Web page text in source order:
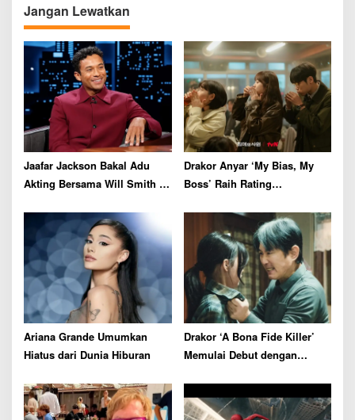
i
g
a
t
i
o
n
Jangan Lewatkan
Jaafar Jackson Bakal Adu
Akting Bersama Will Smith di
Drakor Anyar ‘My Bias, My
Boss’ Raih Rating
Ariana Grande Umumkan
Hiatus dari Dunia Hiburan
Drakor ‘A Bona Fide Killer’
Memulai Debut dengan